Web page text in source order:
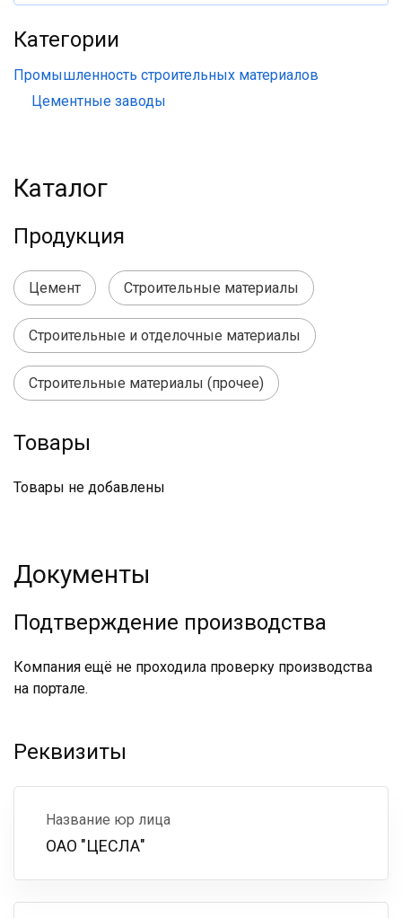
Категории
Промышленность строительных материалов
Цементные заводы
Каталог
Продукция
Цемент Строительные материалы
Строительные и отделочные материалы
Строительные материалы (прочее)
Товары
Товары не добавлены
Документы
Подтверждение производства
Компания ещё не проходила проверку производства
на портале.
Реквизиты
Название юр лица
ОАО "ЦЕСЛА"